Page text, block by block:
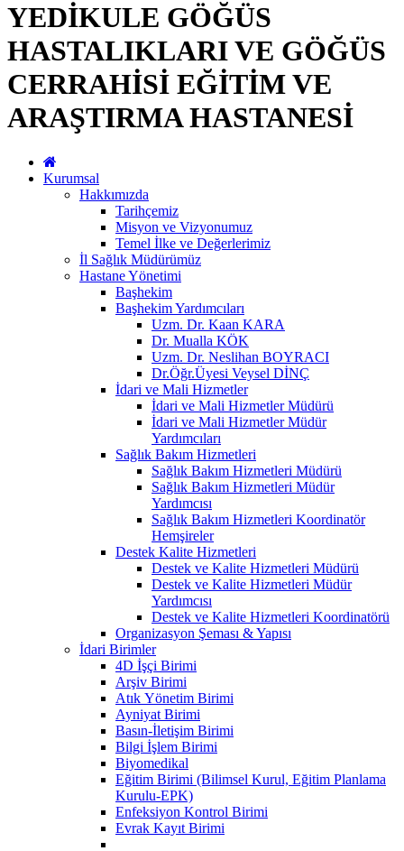
YEDİKULE GÖĞÜS
HASTALIKLARI VE GÖĞÜS
CERRAHİSİ EĞİTİM VE
ARAŞTIRMA HASTANESİ
Kurumsal
Hakkımızda
Tarihçemiz
Misyon ve Vizyonumuz
Temel İlke ve Değerlerimiz
İl Sağlık Müdürümüz
Hastane Yönetimi
Başhekim
Başhekim Yardımcıları
Uzm. Dr. Kaan KARA
Dr. Mualla KÖK
Uzm. Dr. Neslihan BOYRACI
Dr.Öğr.Üyesi Veysel DİNÇ
İdari ve Mali Hizmetler
İdari ve Mali Hizmetler Müdürü
İdari ve Mali Hizmetler Müdür
Yardımcıları
Sağlık Bakım Hizmetleri
Sağlık Bakım Hizmetleri Müdürü
Sağlık Bakım Hizmetleri Müdür
Yardımcısı
Sağlık Bakım Hizmetleri Koordinatör
Hemşireler
Destek Kalite Hizmetleri
Destek ve Kalite Hizmetleri Müdürü
Destek ve Kalite Hizmetleri Müdür
Yardımcısı
Destek ve Kalite Hizmetleri Koordinatörü
Organizasyon Şeması & Yapısı
İdari Birimler
4D İşçi Birimi
Arşiv Birimi
Atık Yönetim Birimi
Ayniyat Birimi
Basın-İletişim Birimi
Bilgi İşlem Birimi
Biyomedikal
Eğitim Birimi (Bilimsel Kurul, Eğitim Planlama
Kurulu-EPK)
Enfeksiyon Kontrol Birimi
Evrak Kayıt Birimi